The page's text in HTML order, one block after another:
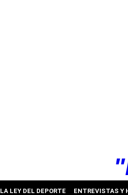
LA LEY DEL DEPORTE ENTREVISTAS Y